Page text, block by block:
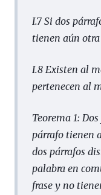
I.7 Si dos
tienen aún
I.8 Existen al
pertenecen al
Teorema 1:
párrafo tienen
dos párrafos
palabra en
frase y no